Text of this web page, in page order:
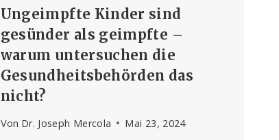
Ungeimpfte Kinder sind
gesünder als geimpfte –
warum untersuchen die
Gesundheitsbehörden das
nicht?
Von Dr. Joseph Mercola Mai 23, 2024